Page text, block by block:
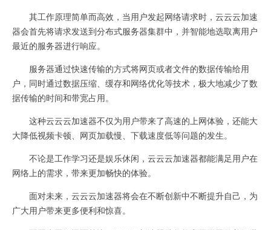
其工作原理简单而高效，当用户发起网络请求时，云云云加速
器会首先将请求发送到分布式服务器集群中，并智能地选取离用户
最近的服务器进行响应。
服务器通过快速传输的方式将网页或者文件的数据传输给用
户，同时通过数据压缩、缓存和网络优化等技术，极大地减少了数
据传输的时间和带宽占用。
这种云云云加速器不仅为用户带来了高速的上网体验，还能大
大降低视频卡顿、网页加载慢、下载速度低等问题的发生。
不论是工作学习还是娱乐休闲，云云云加速器都能满足用户在
网络上的需求，带来更加畅快的体验。
面对未来，云云云加速器将会在不断创新中不断提升自己，为
广大用户带来更多便利和惊喜。